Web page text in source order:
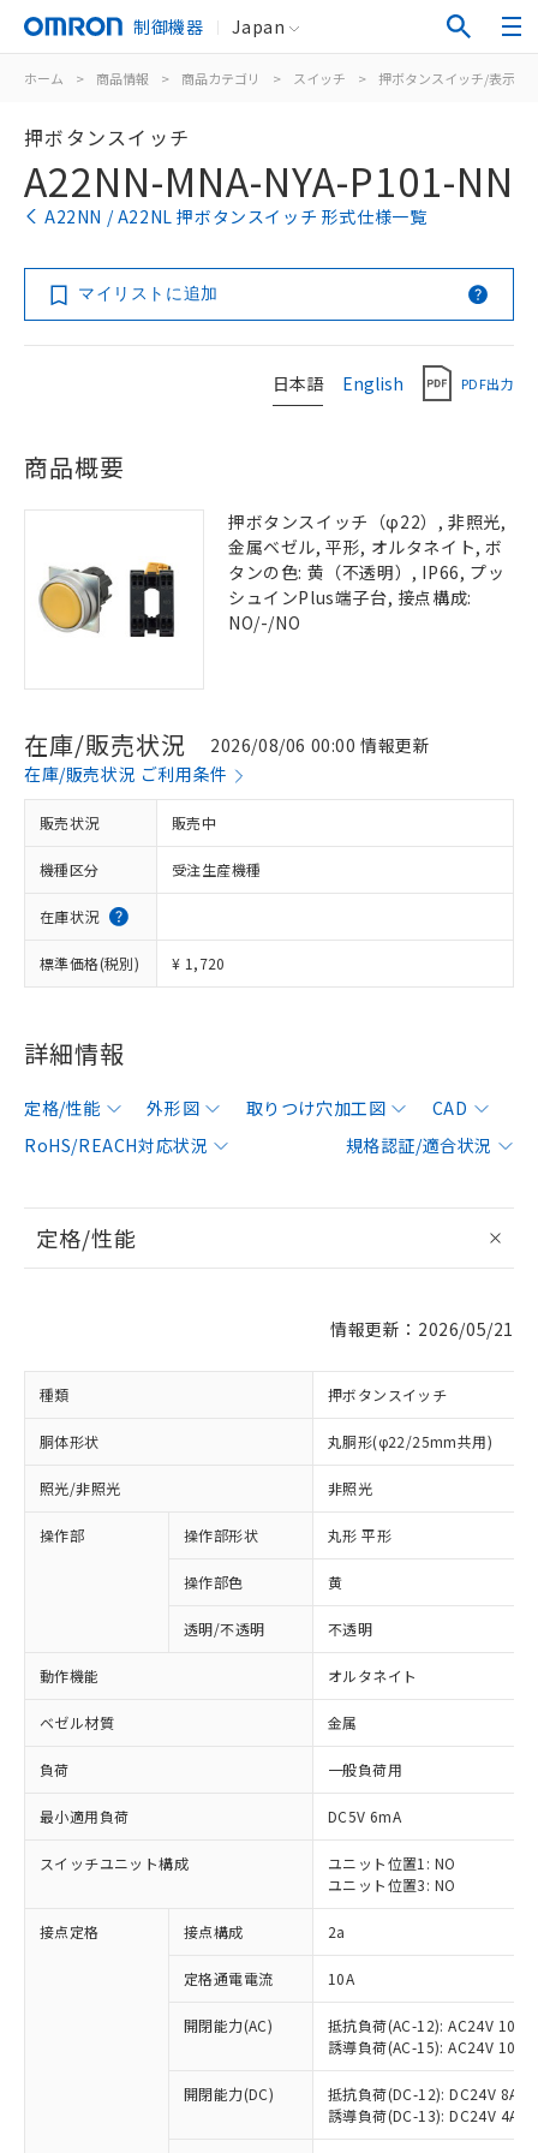
制御機器 Japan
ホーム > 商品情報 > 商品カテゴリ > スイッチ > 押ボタンスイッチ/表示灯
押ボタンスイッチ
A22NN-MNA-NYA-P101-NN
A22NN / A22NL 押ボタンスイッチ 形式仕様一覧
マイリストに追加
日本語 English PDF出力
商品概要
押ボタンスイッチ（φ22）, 非照光,
金属ベゼル, 平形, オルタネイト, ボ
タンの色: 黄（不透明）, IP66, プッ
シュインPlus端子台, 接点構成:
NO/-/NO
在庫/販売状況
2026/08/06 00:00 情報更新
在庫/販売状況 ご利用条件
販売状況 販売中
機種区分 受注生産機種
在庫状況
標準価格(税別) ¥ 1,720
詳細情報
定格/性能 外形図 取りつけ穴加工図
CAD
RoHS/REACH対応状況
規格認証/適合状況
定格/性能
情報更新：2026/05/21
種類 押ボタンスイッチ
胴体形状 丸胴形(φ22/25mm共用)
照光/非照光 非照光
操作部 操作部形状 丸形 平形
操作部色 黄
透明/不透明 不透明
動作機能 オルタネイト
ベゼル材質 金属
負荷 一般負荷用
最小適用負荷 DC5V 6mA
スイッチユニット構成
ユニット位置1: NO
ユニット位置3: NO
接点定格 接点構成 2a
定格通電電流 10A
開閉能力(AC)
抵抗負荷(AC-12): AC24V 10A/
誘導負荷(AC-15): AC24V
開閉能力(DC)
抵抗負荷(DC-12): DC24V 8A/
誘導負荷(DC-13): DC24V 4A/
※1 対応状況
対応済み：EU RoHS指令（10物質）の
非含有に対応した製品が提供可能な商品で
対応予定：EU RoHS指令（10物質）の非含
有に対応した製品に切り替える予定のある